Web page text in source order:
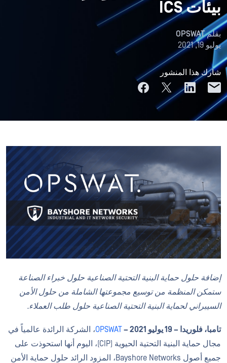
بيئات ICS
بقلمOPSWAT
يوليو 19, 2021
شارك هذا المنشور
إضافة حلول حماية البنية التحتيةالصناعية حلول خبراء الصناعة
ستمكن المنظمة من توسيع مجموعتها الشاملة من حلول الأمن
السيبراني لحماية البنية التحتية الصناعية حلول طلب العملاء.
تامبا، فلوريدا – 19 يوليو 2021 – OPSWAT، الشركة الرائدة عالمياً في
مجال حماية البنية التحتية الحيوية (CIP)، اليوم أنها استحوذت على
جميع أصول Bayshore Networks، المزود الرائد حلول حماية الأمن